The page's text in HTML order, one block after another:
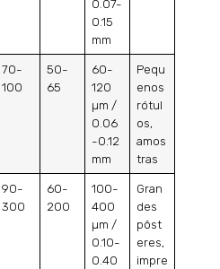
0.07-
0.15
mm
70-
100
50-
65
60-
120
µm /
0.06
-0.12
mm
Pequ
enos
rótul
os,
amos
tras
90-
300
60-
200
100-
400
µm /
0.10-
0.40
Gran
des
pôst
eres,
impre